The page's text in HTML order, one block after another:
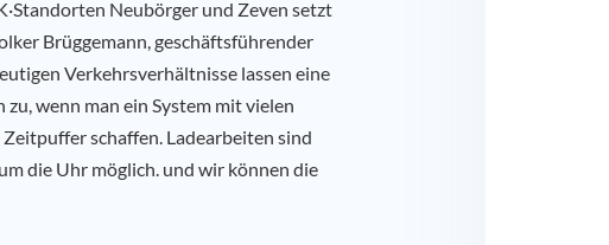
Neubörger und Zeven setzt
Brüggemann, geschäftsführender
Verkehrsverhältnisse lassen eine
wenn man ein System mit vielen
schaffen. Ladearbeiten sind
die Uhr möglich. und wir können die